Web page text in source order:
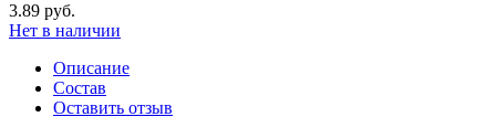
3.89 руб.
Нет в наличии
Описание
Состав
Оставить отзыв